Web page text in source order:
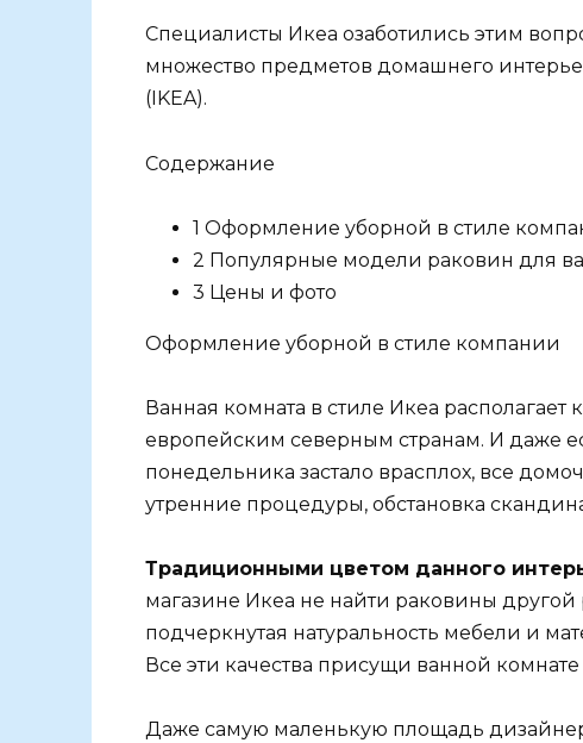
Специалисты Икеа озаботились этим
множество предметов домашнего
(IKEA).
Содержание
1 Оформление уборной в стиле
2 Популярные модели раковин для
3 Цены и фото
Оформление уборной в стиле компании
Ванная комната в стиле Икеа располагает
европейским северным странам. И даже
понедельника застало врасплох, все
утренние процедуры, обстановка
Традиционными цветом данного
магазине Икеа не найти раковины другой
подчеркнутая натуральность мебели и
Все эти качества присущи ванной комнате
Даже самую маленькую площадь